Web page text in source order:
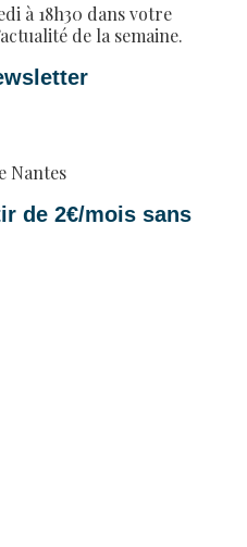
à 18h30 dans votre
de la semaine.
Nantes
de 2€/mois sans